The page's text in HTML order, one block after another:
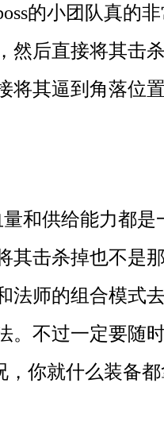
的小团队真的
然后直接将其击
将其逼到角落位
和供给能力都是
其击杀掉也不是
法师的组合模式
。不过一定要随
，你就什么装备